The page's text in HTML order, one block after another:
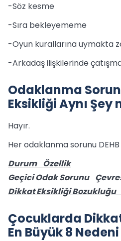
-Söz kesme
-Sıra bekleyememe
-Oyun kurallarına uymakta
-Arkadaş ilişkilerinde
Odaklanma
Eksikliği Aynı Şey
Hayır.
Her odaklanma sorunu
Durum Özellik
Geçici Odak Sorunu
Dikkat Eksikliği
Çocuklarda Dikkat
En Büyük 8 Nedeni